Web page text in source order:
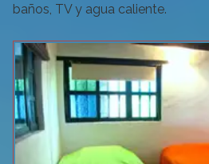
baños, TV y agua caliente.